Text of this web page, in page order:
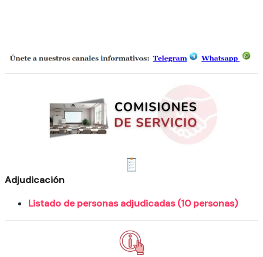
Adjudicación
Listado de personas adjudicadas (10 personas)